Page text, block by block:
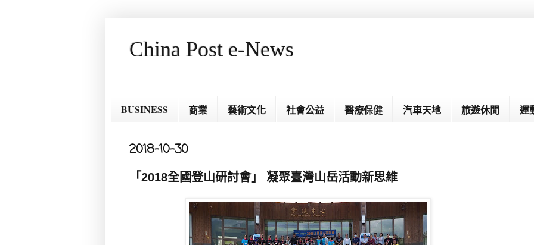
China Post e-News
BUSINESS 商業 藝術文化 社會公益 醫療保健 汽車天地 旅遊休閒 運
2018-10-30
「2018全國登山研討會」 凝聚臺灣山岳活動新思維